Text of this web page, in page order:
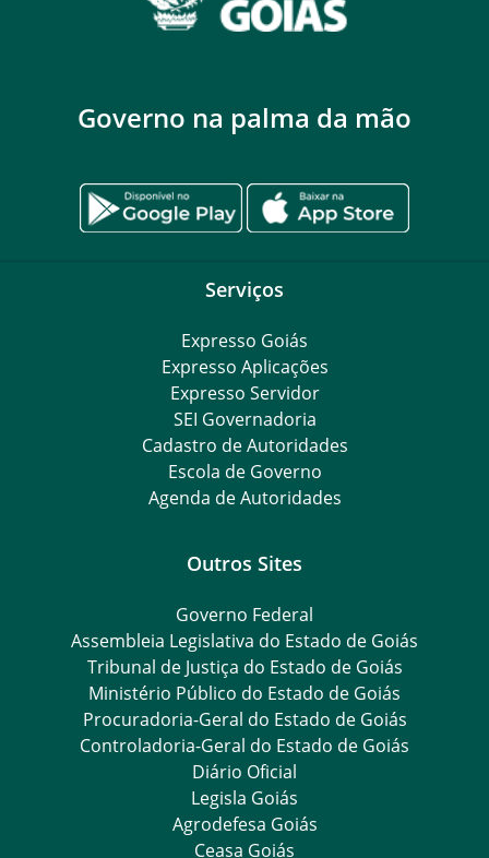
Governo na palma da mão
Serviços
Expresso Goiás
Expresso Aplicações
Expresso Servidor
SEI Governadoria
Cadastro de Autoridades
Escola de Governo
Agenda de Autoridades
Outros Sites
Governo Federal
Assembleia Legislativa do Estado de Goiás
Tribunal de Justiça do Estado de Goiás
Ministério Público do Estado de Goiás
Procuradoria-Geral do Estado de Goiás
Controladoria-Geral do Estado de Goiás
Diário Oficial
Legisla Goiás
Agrodefesa Goiás
Ceasa Goiás